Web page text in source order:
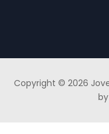
Copyright © 2026